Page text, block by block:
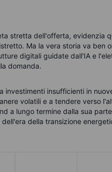
stretta dell'offerta, evidenzia
Ma la vera storia va ben
digitali guidate dall'IA e
domanda.
investimenti insufficienti in
volatili e a tendere verso
a lungo termine dalla sua
della transizione